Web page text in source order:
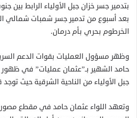
بتدمير جسر خزان جبل الأولياء الرابط بين
بعد أسبوع من تدمير جسر شمبات شمالي
الخرطوم بحري بأم درمان.
وظهر مسؤول العمليات بقوات الدعم
حامد الشهير بـ”عثمان عمليات” في
جبل الأولياء من الناحية الشرقية حيث
وتعهد اللواء عثمان حامد في مقطع مصور،